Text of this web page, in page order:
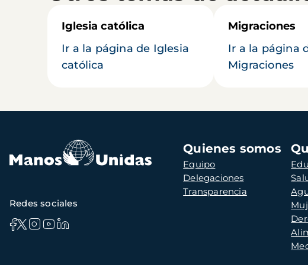
Iglesia católica
Ir a la página de Iglesia
católica
Migraciones
Ir a la página
Migraciones
Navegación
principal
Quienes somos
Equipo
Delegaciones
Transparencia
Redes sociales